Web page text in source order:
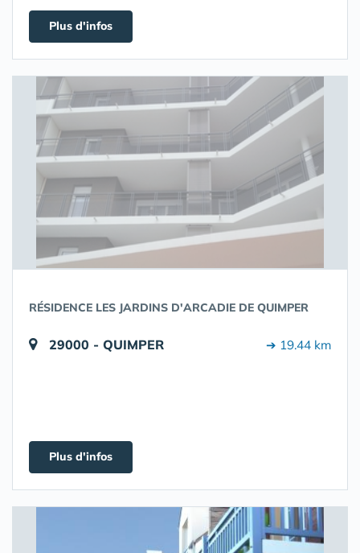
Plus d'infos
RÉSIDENCE LES JARDINS D'ARCADIE DE QUIMPER
29000 - QUIMPER ➔ 19.44 km
Plus d'infos